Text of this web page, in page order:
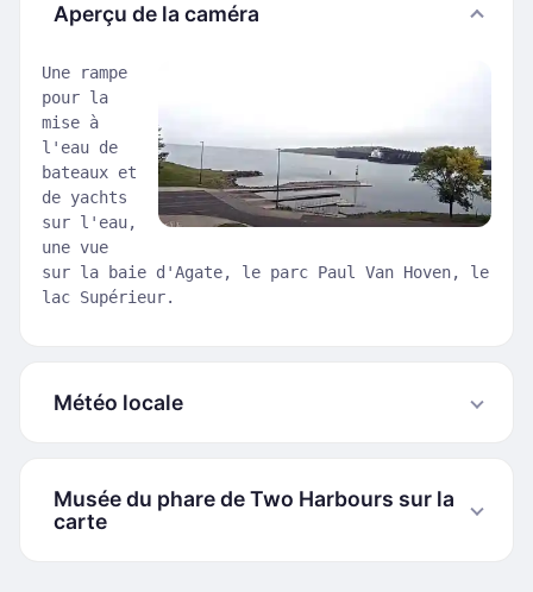
Aperçu de la caméra
Une rampe
pour la
mise à
l'eau de
bateaux et
de yachts
sur l'eau,
une vue
sur la baie d'Agate, le parc Paul Van Hoven, le
lac Supérieur.
Météo locale
Musée du phare de Two Harbours sur la
carte